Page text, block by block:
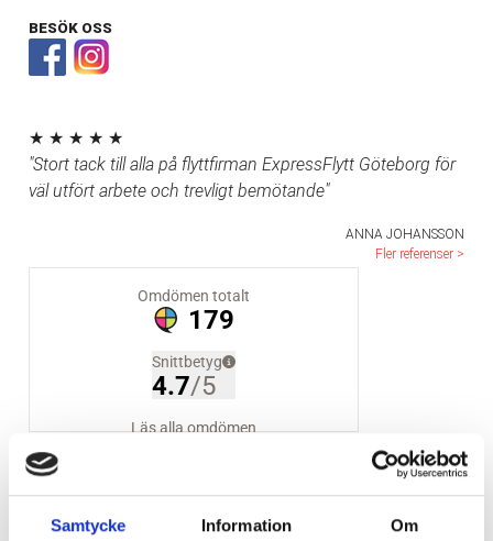
Samtycke Information Om
BESÖK OSS
★ ★ ★ ★ ★
"Stort tack till alla på flyttfirman ExpressFlytt Göteborg för
väl utfört arbete och trevligt bemötande"
ANNA JOHANSSON
Fler referenser >
Jag är i behov utav